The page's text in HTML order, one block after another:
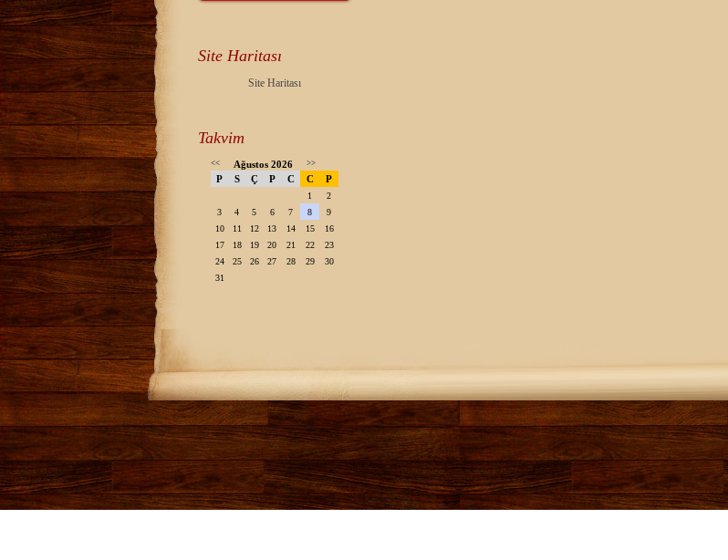
Site Haritası
Site Haritası
Takvim
<< Ağustos 2026 >>
P S Ç P C C P
1
2
3
4 5 6 7 8
9
10
11 12 13 14 15
16
17
18 19 20 21 22
23
24
25 26 27 28 29
30
31